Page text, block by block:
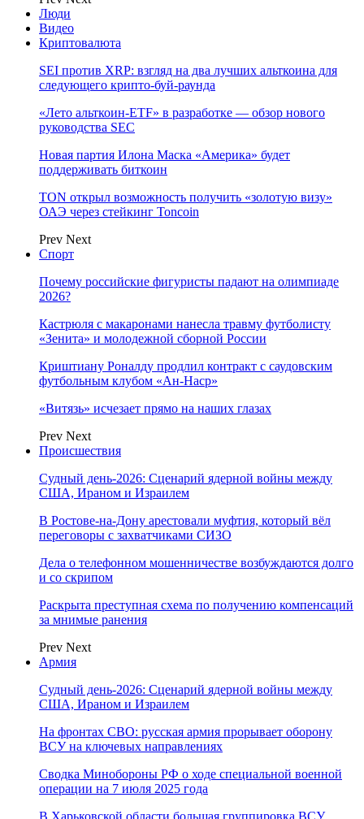
Люди
Видео
Криптовалюта
SEI против XRP: взгляд на два лучших альткоина для
следующего крипто-буй-раунда
«Лето альткоин-ETF» в разработке — обзор нового
руководства SEC
Новая партия Илона Маска «Америка» будет
поддерживать биткоин
TON открыл возможность получить «золотую визу»
ОАЭ через стейкинг Toncoin
Prev Next
Спорт
Почему российские фигуристы падают на олимпиаде
2026?
Кастрюля с макаронами нанесла травму футболисту
«Зенита» и молодежной сборной России
Криштиану Роналду продлил контракт с саудовским
футбольным клубом «Ан-Наср»
«Витязь» исчезает прямо на наших глазах
Prev Next
Происшествия
Судный день-2026: Сценарий ядерной войны между
США, Ираном и Израилем
В Ростове-на-Дону арестовали муфтия, который вёл
переговоры с захватчиками СИЗО
Дела о телефонном мошенничестве возбуждаются долго
и со скрипом
Раскрыта преступная схема по получению компенсаций
за мнимые ранения
Prev Next
Армия
Судный день-2026: Сценарий ядерной войны между
США, Ираном и Израилем
На фронтах СВО: русская армия прорывает оборону
ВСУ на ключевых направлениях
Сводка Минобороны РФ о ходе специальной военной
операции на 7 июля 2025 года
В Харьковской области большая группировка ВСУ